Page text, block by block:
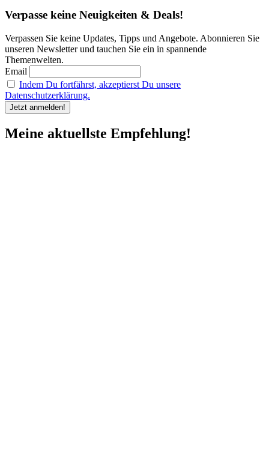
Verpasse keine Neuigkeiten & Deals!
Verpassen Sie keine Updates, Tipps und Angebote. Abonnieren Sie
unseren Newsletter und tauchen Sie ein in spannende
Themenwelten.
Email
Indem Du fortfährst, akzeptierst Du unsere
Datenschutzerklärung.
Meine aktuellste Empfehlung!